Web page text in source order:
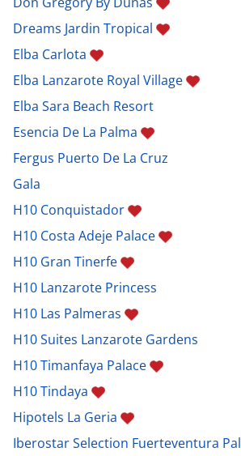
Dreams Jardin Tropical
Elba Carlota
Elba Lanzarote Royal Village
Elba Sara Beach Resort
Esencia De La Palma
Fergus Puerto De La Cruz
Gala
H10 Conquistador
H10 Costa Adeje Palace
H10 Gran Tinerfe
H10 Lanzarote Princess
H10 Las Palmeras
H10 Suites Lanzarote Gardens
H10 Timanfaya Palace
H10 Tindaya
Hipotels La Geria
Iberostar Selection Fuerteventura